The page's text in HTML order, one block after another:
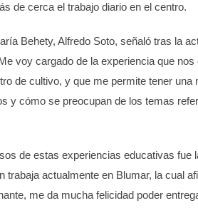
de cerca el trabajo diario en el centro.
Behety, Alfredo Soto, señaló tras la
voy cargado de la experiencia que nos
de cultivo, y que me permite tener una
y cómo se preocupan de los temas
de estas experiencias educativas fue
trabaja actualmente en Blumar, la cual
me da mucha felicidad poder